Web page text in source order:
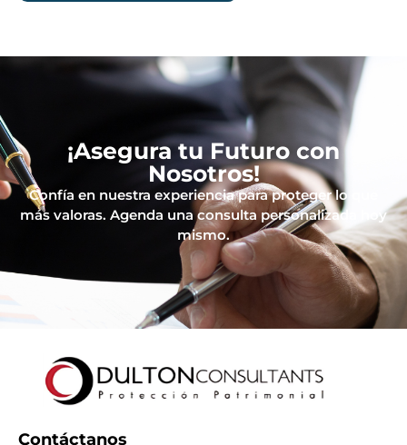
¡Asegura tu Futuro con
Nosotros!
Confía en nuestra experiencia para proteger lo que
más valoras. Agenda una consulta personalizada hoy
mismo.
Contáctanos